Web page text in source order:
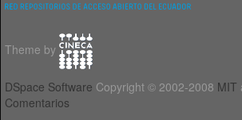
Theme by
DSpace Software Copyright © 2002-2008 MIT
Comentarios